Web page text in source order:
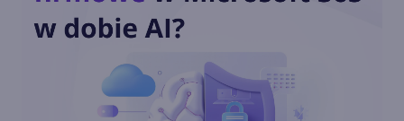
Copilot w menu
nowej karty w Edge